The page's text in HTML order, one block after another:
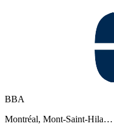
BBA
Montréal, Mont-Saint-Hila…